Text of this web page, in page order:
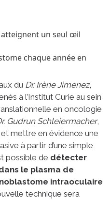
un seul œil
chaque année en
du Dr. Irène Jimenez,
à l’Institut Curie au sein
en oncologie
Gudrun Schleiermacher,
mettre en évidence une
à partir d’une simple
possible de détecter
le plasma de
intraoculaire
technique sera